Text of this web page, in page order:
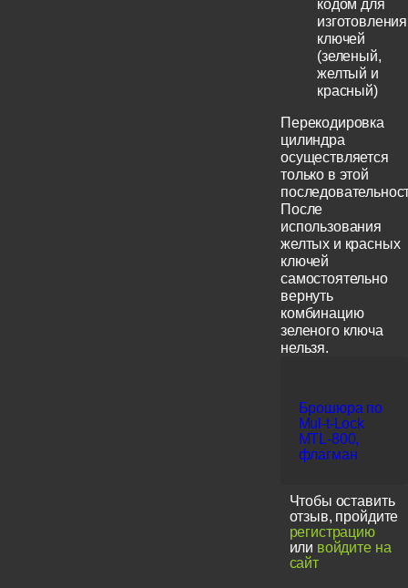
кодом для
изготовления
ключей
(зеленый,
желтый и
красный)
Перекодировка
цилиндра
осуществляется
только в этой
После
использования
желтых и красных
ключей
самостоятельно
вернуть
комбинацию
зеленого ключа
нельзя.
Брошюра по
Mul-t-Lock
MTL-800,
флагман
Чтобы оставить
отзыв, пройдите
регистрацию
или войдите на
сайт